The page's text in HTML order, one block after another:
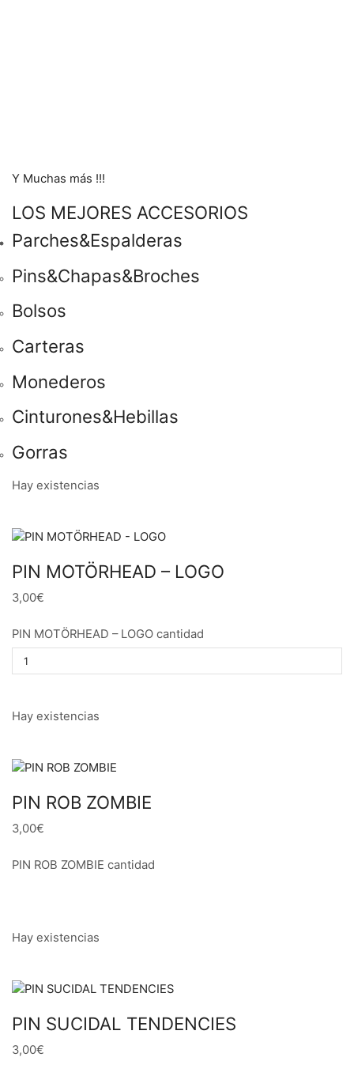
Y Muchas más !!!
LOS MEJORES ACCESORIOS
Parches&Espalderas
Pins&Chapas&Broches
Bolsos
Carteras
Monederos
Cinturones&Hebillas
Gorras
Hay existencias
PIN MOTÖRHEAD – LOGO
3,00€
PIN MOTÖRHEAD – LOGO cantidad
Hay existencias
PIN ROB ZOMBIE
3,00€
PIN ROB ZOMBIE cantidad
Hay existencias
PIN SUCIDAL TENDENCIES
3,00€